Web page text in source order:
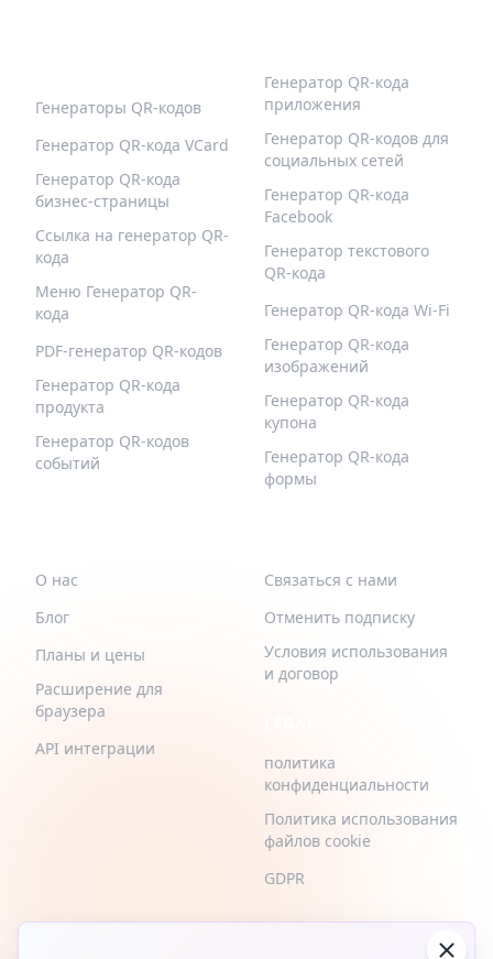
Генераторы QR-кодов
Генератор QR-кода VCard
Генератор QR-кода
бизнес-страницы
Ссылка на генератор QR-
кода
Меню Генератор QR-
кода
PDF-генератор QR-кодов
Генератор QR-кода
продукта
Генератор QR-кодов
событий
Генератор QR-кода
приложения
Генератор QR-кодов для
социальных сетей
Генератор QR-кода
Facebook
Генератор текстового
QR-кода
Генератор QR-кода Wi-Fi
Генератор QR-кода
изображений
Генератор QR-кода
купона
Генератор QR-кода
формы
О нас
Блог
Планы и цены
Расширение для
браузера
API интеграции
Связаться с нами
Отменить подписку
Условия использования
и договор
политика
конфиденциальности
Политика использования
файлов cookie
GDPR